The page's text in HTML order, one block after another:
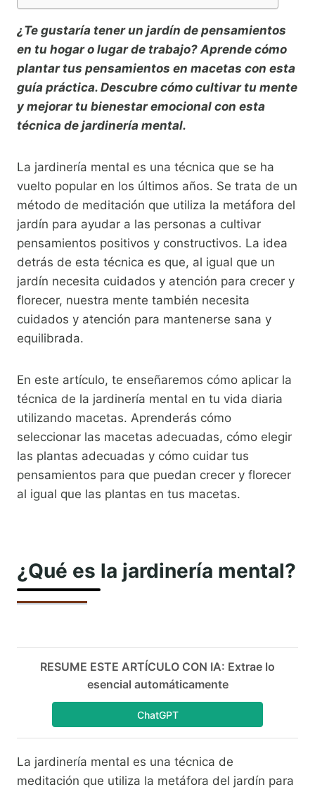
¿Te gustaría tener un jardín de pensamientos
en tu hogar o lugar de trabajo? Aprende cómo
plantar tus pensamientos en macetas con esta
guía práctica. Descubre cómo cultivar tu mente
y mejorar tu bienestar emocional con esta
técnica de jardinería mental.
La jardinería mental es una técnica que se ha
vuelto popular en los últimos años. Se trata de un
método de meditación que utiliza la metáfora del
jardín para ayudar a las personas a cultivar
pensamientos positivos y constructivos. La idea
detrás de esta técnica es que, al igual que un
jardín necesita cuidados y atención para crecer y
florecer, nuestra mente también necesita
cuidados y atención para mantenerse sana y
equilibrada.
En este artículo, te enseñaremos cómo aplicar la
técnica de la jardinería mental en tu vida diaria
utilizando macetas. Aprenderás cómo
seleccionar las macetas adecuadas, cómo elegir
las plantas adecuadas y cómo cuidar tus
pensamientos para que puedan crecer y florecer
al igual que las plantas en tus macetas.
¿Qué es la jardinería mental?
RESUME ESTE ARTÍCULO CON IA: Extrae lo
esencial automáticamente
ChatGPT
La jardinería mental es una técnica de
meditación que utiliza la metáfora del jardín para